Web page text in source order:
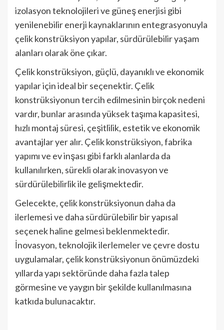
izolasyon teknolojileri ve güneş enerjisi gibi
yenilenebilir enerji kaynaklarının entegrasyonuyla
çelik konstrüksiyon yapılar, sürdürülebilir yaşam
alanları olarak öne çıkar.
Çelik konstrüksiyon, güçlü, dayanıklı ve ekonomik
yapılar için ideal bir seçenektir. Çelik
konstrüksiyonun tercih edilmesinin birçok nedeni
vardır, bunlar arasında yüksek taşıma kapasitesi,
hızlı montaj süresi, çeşitlilik, estetik ve ekonomik
avantajlar yer alır. Çelik konstrüksiyon, fabrika
yapımı ve ev inşası gibi farklı alanlarda da
kullanılırken, sürekli olarak inovasyon ve
sürdürülebilirlik ile gelişmektedir.
Gelecekte, çelik konstrüksiyonun daha da
ilerlemesi ve daha sürdürülebilir bir yapısal
seçenek haline gelmesi beklenmektedir.
İnovasyon, teknolojik ilerlemeler ve çevre dostu
uygulamalar, çelik konstrüksiyonun önümüzdeki
yıllarda yapı sektöründe daha fazla talep
görmesine ve yaygın bir şekilde kullanılmasına
katkıda bulunacaktır.